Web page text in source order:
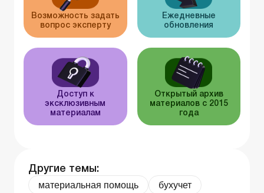
Возможность задать
вопрос эксперту
Ежедневные
обновления
Доступ к
эксклюзивным
материалам
Открытый архив
материалов с 2015
года
Другие темы:
материальная помощь
бухучет